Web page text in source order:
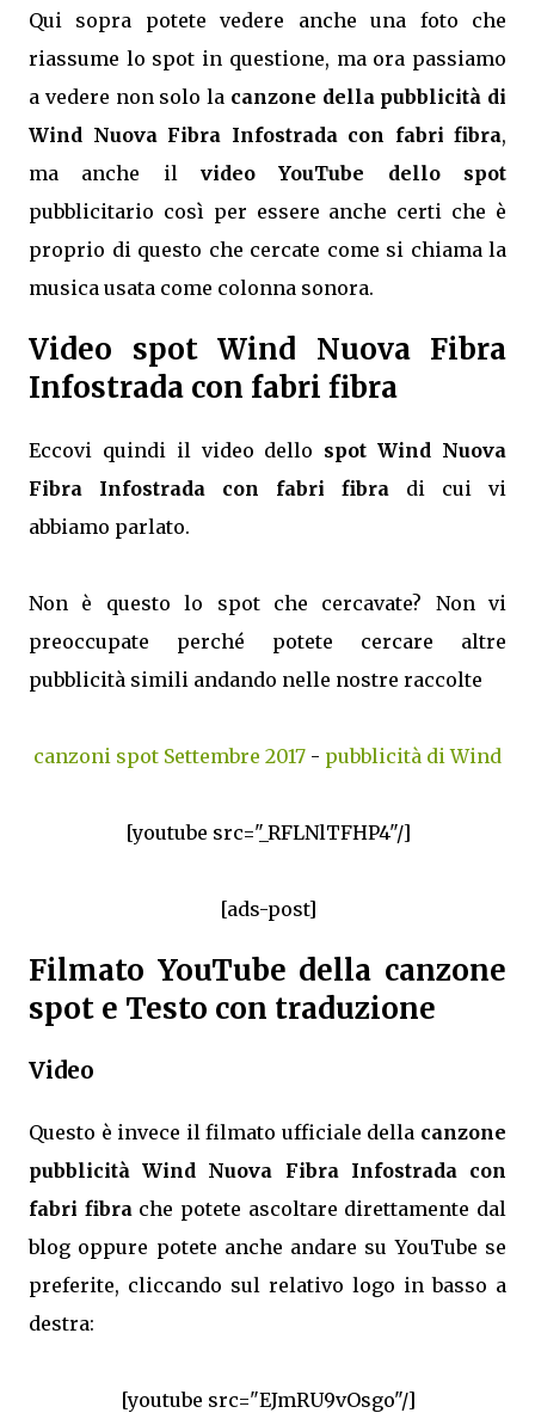
Qui sopra potete vedere anche una foto che
riassume lo spot in questione, ma ora passiamo
a vedere non solo la canzone della pubblicità di
Wind Nuova Fibra Infostrada con fabri fibra,
ma anche il video YouTube dello spot
pubblicitario così per essere anche certi che è
proprio di questo che cercate come si chiama la
musica usata come colonna sonora.
Video spot Wind Nuova Fibra
Infostrada con fabri fibra
Eccovi quindi il video dello spot Wind Nuova
Fibra Infostrada con fabri fibra di cui vi
abbiamo parlato.
Non è questo lo spot che cercavate? Non vi
preoccupate perché potete cercare altre
pubblicità simili andando nelle nostre raccolte
canzoni spot Settembre 2017 - pubblicità di Wind
[youtube src="_RFLNlTFHP4"/]
[ads-post]
Filmato YouTube della canzone
spot e Testo con traduzione
Video
Questo è invece il filmato ufficiale della canzone
pubblicità Wind Nuova Fibra Infostrada con
fabri fibra che potete ascoltare direttamente dal
blog oppure potete anche andare su YouTube se
preferite, cliccando sul relativo logo in basso a
destra:
[youtube src="EJmRU9vOsgo"/]